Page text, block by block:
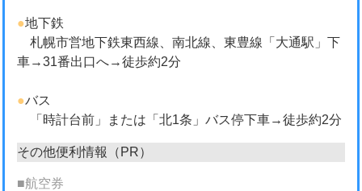
●地下鉄
札幌市営地下鉄東西線、南北線、東豊線「大通駅」下
車→31番出口へ→徒歩約2分
●バス
「時計台前」または「北1条」バス停下車→徒歩約2分
その他便利情報（PR）
■航空券